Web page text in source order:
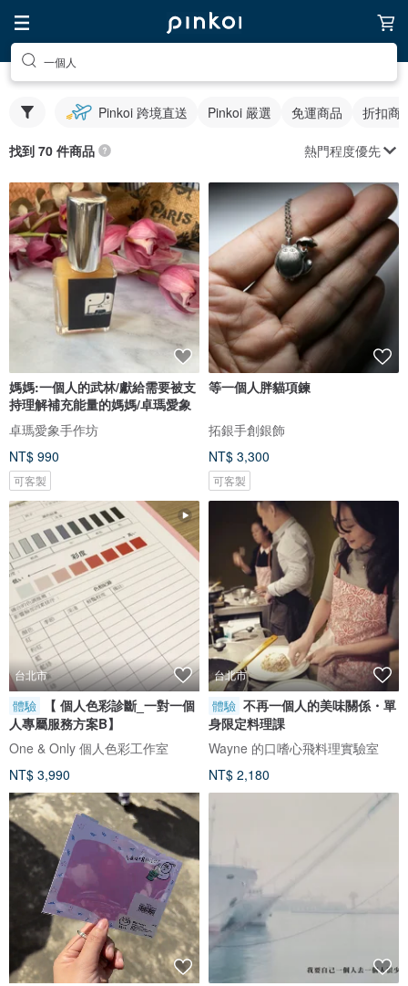
一個人
Pinkoi 跨境直送 Pinkoi 嚴選 免運商品 折扣商
找到 70 件商品 熱門程度優先
媽媽:一個人的武林/獻給需要被支
持理解補充能量的媽媽/卓瑪愛象
卓瑪愛象手作坊
NT$ 990
可客製
等一個人胖貓項鍊
拓銀手創銀飾
NT$ 3,300
可客製
台北市
體驗
【 個人色彩診斷_一對一個
人專屬服務方案B】
One & Only 個人色彩工作室
NT$ 3,990
台北市
體驗 不再一個人的美味關係・單
身限定料理課
Wayne 的口嗜心飛料理實驗室
NT$ 2,180